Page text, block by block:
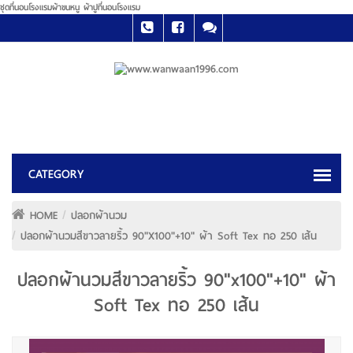
ชุดที่นอนโรงแรมผ้าขนหนู ผ้าปูที่นอนโรงแรม
HOME
ปลอกผ้านวม
ปลอกผ้านวมสีขาวลายริ้ว 90"x100"+10" ผ้า Soft Tex ทอ 250 เส้น
ปลอกผ้านวมสีขาวลายริ้ว 90"x100"+10" ผ้า
Soft Tex ทอ 250 เส้น